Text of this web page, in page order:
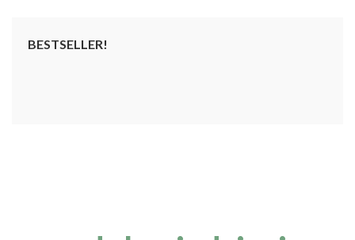
BESTSELLER!